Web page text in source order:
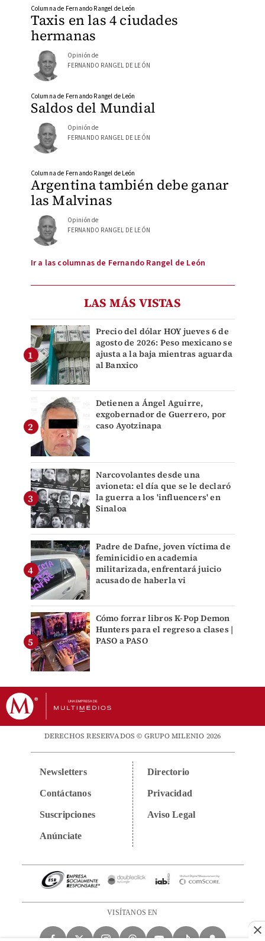
Taxis en las 4 ciudades
hermanas
Columna de Fernando Rangel de León
Opinión de
FERNANDO RANGEL DE LEÓN
Saldos del Mundial
Columna de Fernando Rangel de León
Opinión de
FERNANDO RANGEL DE LEÓN
Argentina también debe ganar
las Malvinas
Columna de Fernando Rangel de León
Opinión de
FERNANDO RANGEL DE LEÓN
Ir a las columnas de Fernando Rangel de León
LAS MÁS VISTAS
Precio del dólar HOY jueves 6 de
agosto de 2026: Peso mexicano se
ajusta a la baja mientras aguarda
al Banxico
Detienen a Ángel Aguirre,
exgobernador de Guerrero, por
caso Ayotzinapa
Narcovolantes desde una
avioneta: el día que se le declaró
la guerra a los 'influencers' en
Sinaloa
Padre de Dafne, joven víctima de
feminicidio en academia
militarizada, enfrentará juicio
acusado de haberla vi
Cómo forrar libros K-Pop Demon
Hunters para el regreso a clases |
PASO a PASO
DERECHOS RESERVADOS © GRUPO MILENIO 2026
Newsletters
Contáctanos
Suscripciones
Anúnciate
Directorio
Privacidad
Aviso Legal
VISÍTANOS EN